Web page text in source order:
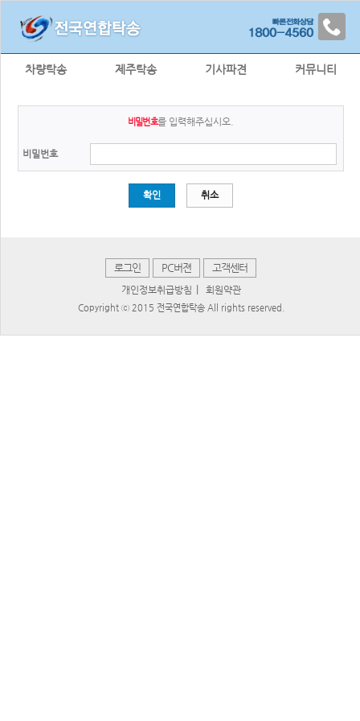
차량탁송 제주탁송 기사파견 커뮤니티
비밀번호를 입력해주십시오.
비밀번호
확인 취소
로그인 PC버젼 고객센터
개인정보취급방침 회원약관
Copyright ⓒ 2015 전국연합탁송 All rights reserved.